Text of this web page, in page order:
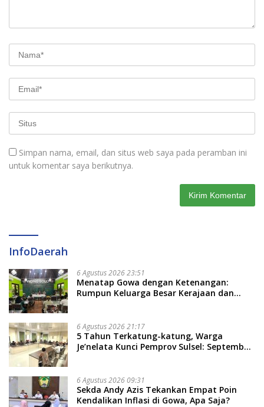
Simpan nama, email, dan situs web saya pada peramban ini
untuk komentar saya berikutnya.
InfoDaerah
6 Agustus 2026 23:51
Menatap Gowa dengan Ketenangan:
Rumpun Keluarga Besar Kerajaan dan
Soal Adat dan Adab
6 Agustus 2026 21:17
5 Tahun Terkatung-katung, Warga
Je’nelata Kunci Pemprov Sulsel: September
6 Agustus 2026 09:31
Sekda Andy Azis Tekankan Empat Poin
Kendalikan Inflasi di Gowa, Apa Saja?